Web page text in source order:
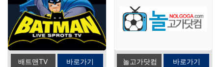
배트맨TV 바로가기 놀고가닷컴 바로가기